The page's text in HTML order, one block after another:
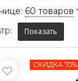
60 товаров
Показать
СКИДКА 70%